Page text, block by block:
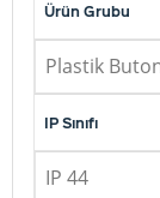
Ürün Grubu
Plastik
IP Sınıfı
IP 44